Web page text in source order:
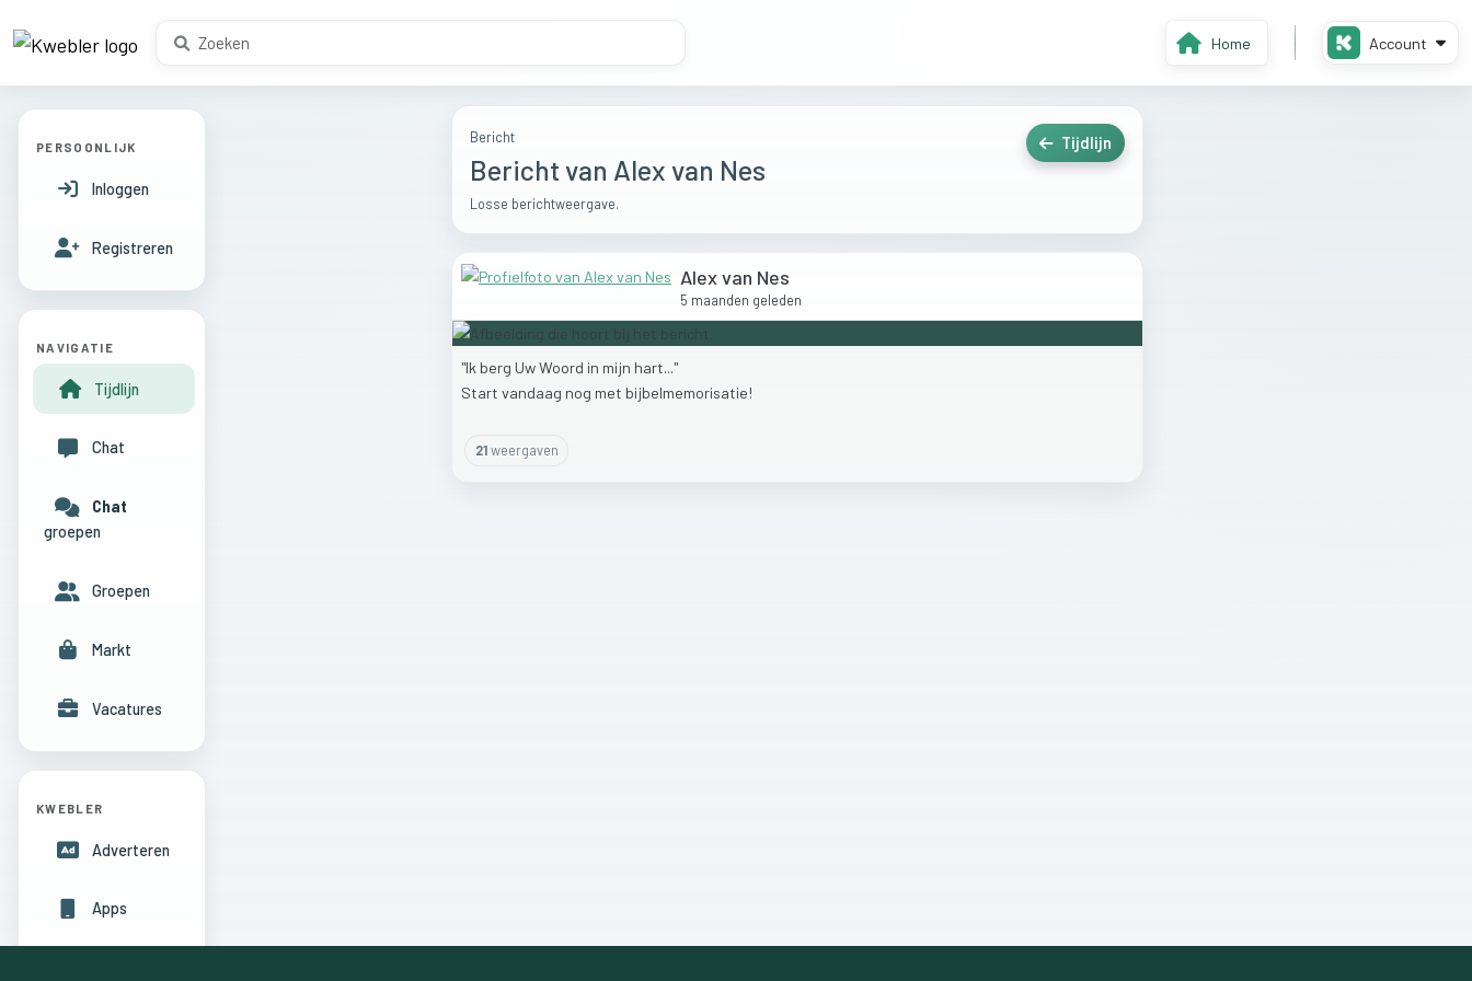
Home Account
Bericht
Bericht van Alex van Nes
Losse berichtweergave.
Tijdlijn
Alex van Nes
5 maanden geleden
"Ik berg UwWoord in mijn hart..."
Start vandaag nog met bijbelmemorisatie!
21weergaven
PERSOONLIJK
Inloggen
Registreren
NAVIGATIE
Tijdlijn
Chat
Chat
groepen
Groepen
Markt
Vacatures
KWEBLER
Adverteren
Apps